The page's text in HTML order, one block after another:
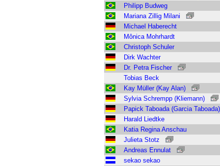
Philipp Budweg
Mariana Zillig Milani
Michael Haberecht
Mônica Mohrhardt
Christoph Schuler
Dirk Wachter
Dr. Petra Fischer
Tobias Beck
Kay Müller (Kay Alan)
Sylvia Schrempp (Kliemann)
Papick Taboada (Garcia Taboada)
Harald Liedtke
Katia Regina Anschau
Julieta Stotz
Andreas Ennulat
sekao sekao